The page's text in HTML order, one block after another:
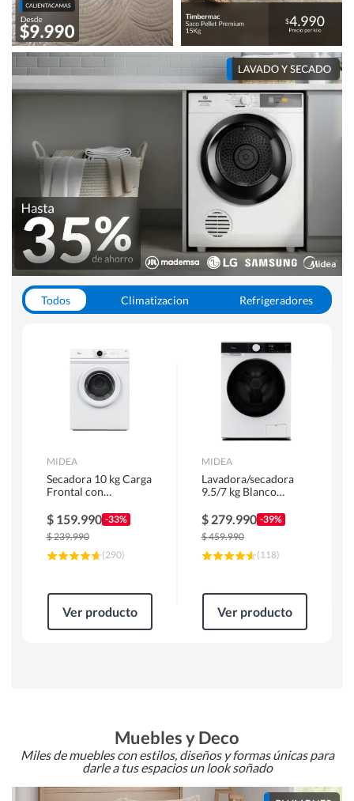
Todos Climatizacion
Refrigeradores
Otros
MIDEA
Secadora 10 kg Carga
Frontal con
MD100A100/W2
$ 159.990 -33%
$239.990
(290)
Ver producto
MIDEA
Lavadora/secadora
9.5/7 kg Blanco
$ 279.990 -39%
$459.990
(118)
Ver producto
Muebles y Deco
Miles de muebles con estilos, diseños y formas únicas para
darle a tus espacios un look soñado